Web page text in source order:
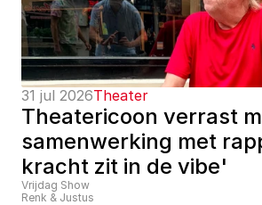
31 jul 2026Theater
Theatericoon verrast
samenwerking met
kracht zit in de vibe'
Vrijdag Show
Renk & Justus